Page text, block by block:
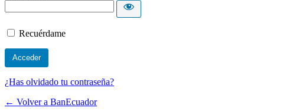
Recuérdame
¿Has olvidado tu contraseña?
← Volver a BanEcuador